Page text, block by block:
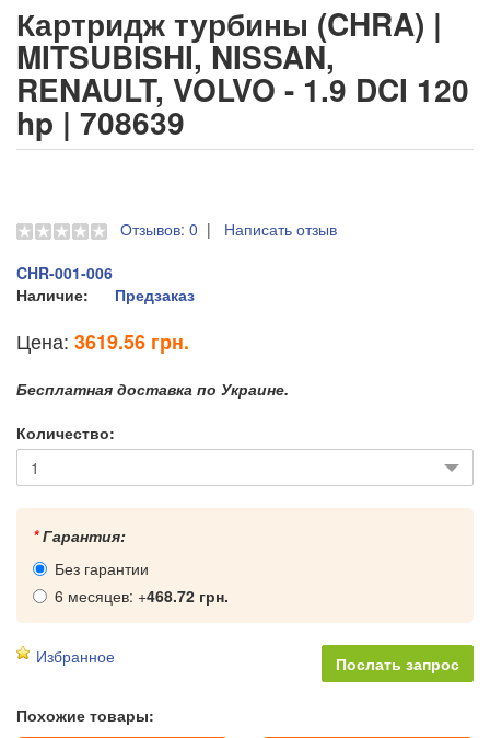
Картридж турбины (CHRA) |
MITSUBISHI, NISSAN,
RENAULT, VOLVO - 1.9 DCI 120
hp | 708639
Отзывов: 0 | Написать отзыв
CHR-001-006
Наличие:
Предзаказ
Цена: 3619.56 грн.
Бесплатная доставка по Украине.
Количество:
*Гарантия:
Без гарантии
6 месяцев: +468.72 грн.
Избранное
Похожие товары: